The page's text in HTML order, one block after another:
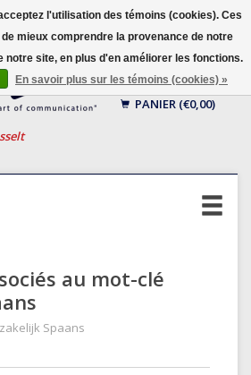
Nederlands
English
PANIER (€0,00)
au mot-clé
zakelijk Spaans
l'utilisation des témoins (cookies). Ces
mieux comprendre la provenance de notre
notre site, en plus d'en améliorer les fonctions.
En savoir plus sur les témoins (cookies) »